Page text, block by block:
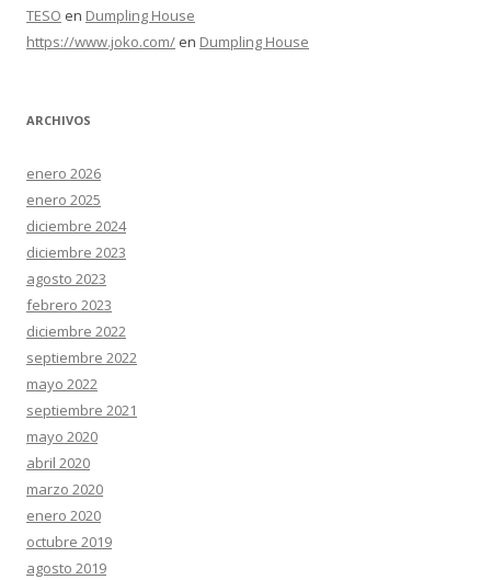
TESO en Dumpling House
https://www.joko.com/ en Dumpling House
ARCHIVOS
enero 2026
enero 2025
diciembre 2024
diciembre 2023
agosto 2023
febrero 2023
diciembre 2022
septiembre 2022
mayo 2022
septiembre 2021
mayo 2020
abril 2020
marzo 2020
enero 2020
octubre 2019
agosto 2019